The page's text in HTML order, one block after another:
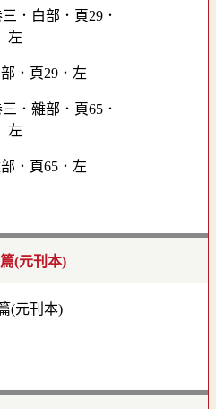
．頁29．左
．頁65．左
(元刊本)